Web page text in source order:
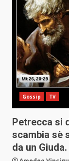
Gossip TV
Petrecca si
scambia sè
da un